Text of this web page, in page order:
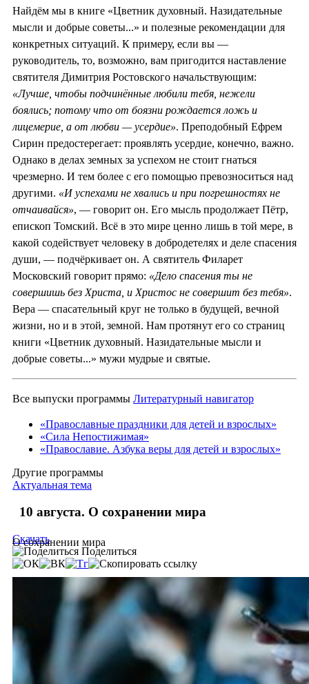
Найдём мы в книге «Цветник духовный. Назидательные
мысли и добрые советы...» и полезные рекомендации для
конкретных ситуаций. К примеру, если вы —
руководитель, то, возможно, вам пригодится наставление
святителя Димитрия Ростовского начальствующим:
«Лучше, чтобы подчинённые любили тебя, нежели
боялись; потому что от боязни рождается ложь и
лицемерие, а от любви — усердие». Преподобный Ефрем
Сирин предостерегает: проявлять усердие, конечно, важно.
Однако в делах земных за успехом не стоит гнаться
чрезмерно. И тем более с его помощью превозноситься над
другими. «И успехами не хвались и при погрешностях не
отчаивайся», — говорит он. Его мысль продолжает Пётр,
епископ Томский. Всё в это мире ценно лишь в той мере, в
какой содействует человеку в добродетелях и деле спасения
души, — подчёркивает он. А святитель Филарет
Московский говорит прямо: «Дело спасения ты не
совершишь без Христа, и Христос не совершит без тебя».
Вера — спасательный круг не только в будущей, вечной
жизни, но и в этой, земной. Нам протянут его со страниц
книги «Цветник духовный. Назидательные мысли и
добрые советы...» мужи мудрые и святые.
Все выпуски программы Литературный навигатор
«Православные праздники для детей и взрослых»
«Сила Непостижимая»
«Православие. Азбука веры для детей и взрослых»
Другие программы
Актуальная тема
10 августа. О сохранении мира
О сохранении мира
Скачать
Поделиться